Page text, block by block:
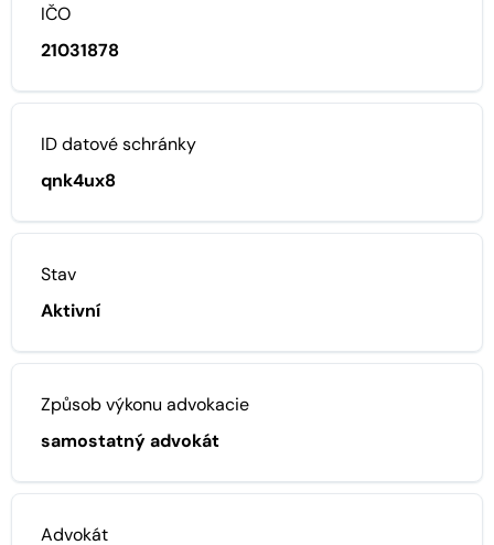
IČO
21031878
ID datové schránky
qnk4ux8
Stav
Aktivní
Způsob výkonu advokacie
samostatný advokát
Advokát